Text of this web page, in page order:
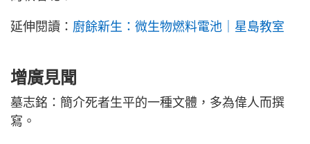
延伸閱讀： 廚餘新生：微生物燃料電池｜星島教室
增廣見聞
墓志銘：簡介死者生平的一種文體，多為偉人而撰
寫。